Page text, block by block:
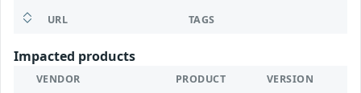
URL TAGS
Impacted products
VENDOR PRODUCT VERSION